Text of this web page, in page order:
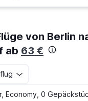
von Berlin
ab 63 €
Economy, 0